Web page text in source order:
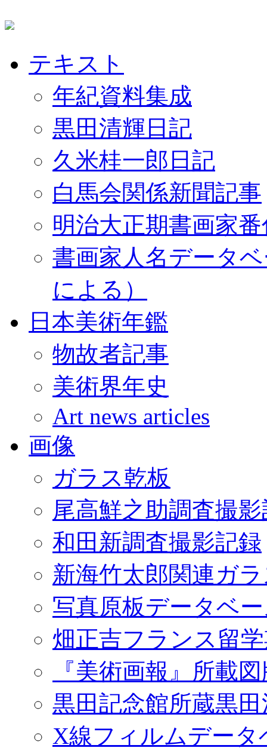
テキスト
年紀資料集成
黒田清輝日記
久米桂一郎日記
白馬会関係新聞記事
明治大正期書画家
書画家人名データ
による）
日本美術年鑑
物故者記事
美術界年史
Art news articles
画像
ガラス乾板
尾高鮮之助調査撮
和田新調査撮影記録
新海竹太郎関連ガ
写真原板データベ
畑正吉フランス留
『美術画報』所載
黒田記念館所蔵黒
X線フィルムデータ